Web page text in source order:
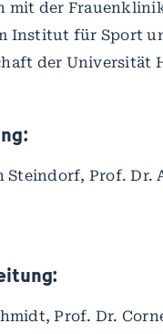
mit der
Institut für Sport
der Universität
Steindorf, Prof. Dr.
Prof. Dr.